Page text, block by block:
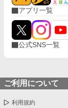
アプリ一覧
公式SNS一覧
ご利用について
利用規約